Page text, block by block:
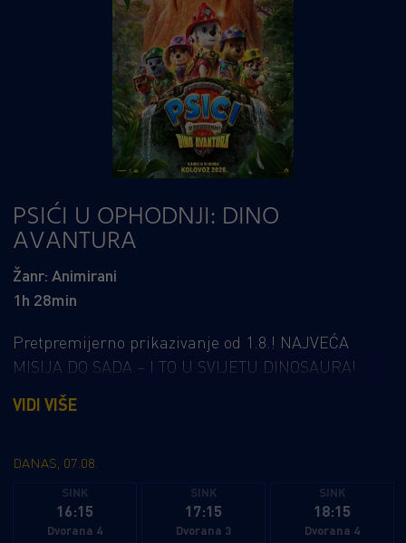
PSIĆI U OPHODNJI: DINO
AVANTURA
Žanr: Animirani
1h 28min
Pretpremijerno prikazivanje od 1.8.! NAJVEĆA
MISIJA DO SADA – I TO U SVIJETU DINOSAURA!
Nakon što ih misteriozna oluja izbaci s kursa, psići
iz ophodnje prisilno slijeću na neistraženi tropski
hrabrog psića koji već godinama živi na otoku i
pravi je stručnjak za prapovijesne divove. No prava
opasnost tek dolazi. Njihov najveći protivnik,
gradonačelnik Humdinger, počinje nepromišljeno
VIDI VIŠE
DANAS, 07.08.
SINK
16:15
Dvorana 4
SINK
17:15
Dvorana 3
SINK
18:15
Dvorana 4